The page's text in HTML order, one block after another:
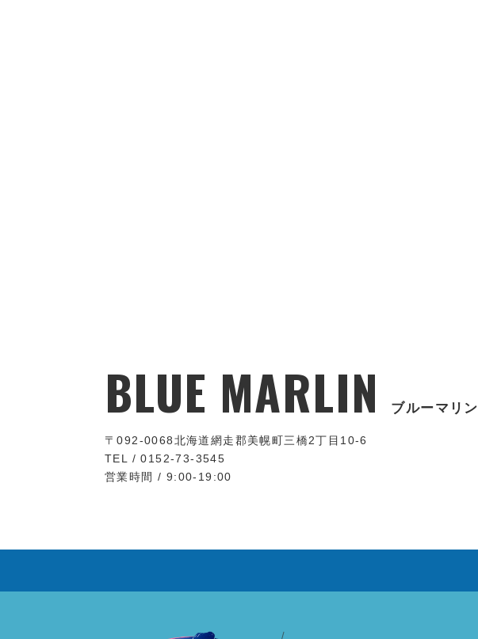
BLUE MARLIN ブルーマリン
〒092-0068北海道網走郡美幌町三橋2丁目10-6
TEL / 0152-73-3545
営業時間 / 9:00-19:00